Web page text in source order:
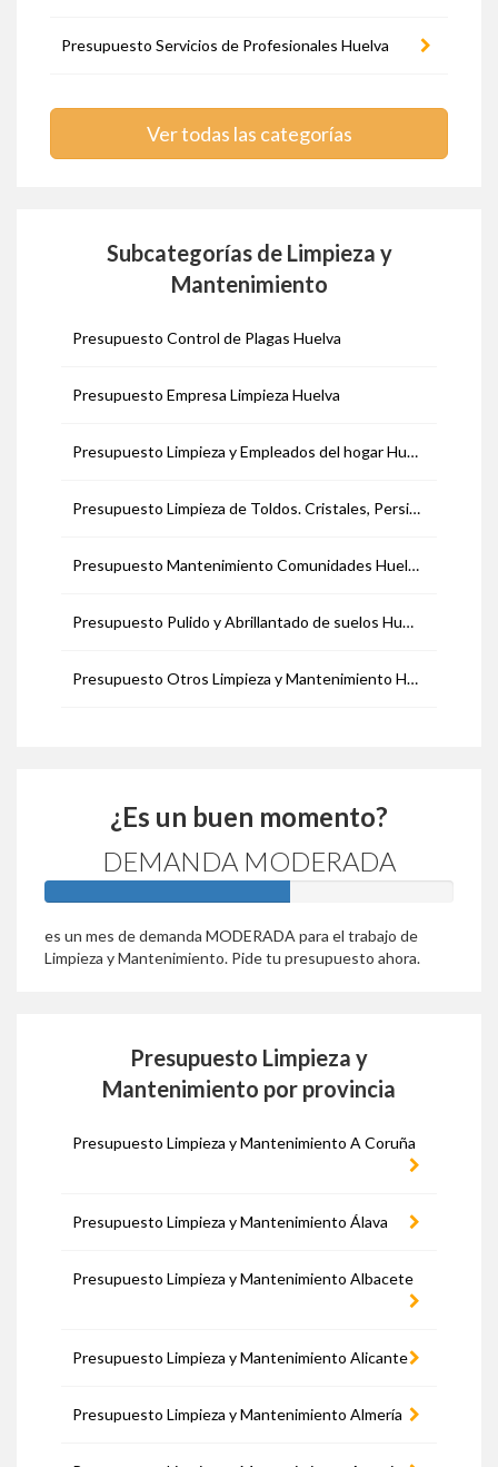
Presupuesto Servicios de Profesionales Huelva
Ver todas las categorías
Subcategorías de Limpieza y
Mantenimiento
Presupuesto Control de Plagas Huelva
Presupuesto Empresa Limpieza Huelva
Presupuesto Limpieza y Empleados del hogar Huelva
Presupuesto Limpieza de Toldos. Cristales, Persianas, etc. Huelva
Presupuesto Mantenimiento Comunidades Huelva
Presupuesto Pulido y Abrillantado de suelos Huelva
Presupuesto Otros Limpieza y Mantenimiento Huelva
¿Es un buen momento?
DEMANDA MODERADA
es un mes de demanda MODERADA para el trabajo de
Limpieza y Mantenimiento. Pide tu presupuesto ahora.
Presupuesto Limpieza y
Mantenimiento por provincia
Presupuesto Limpieza y Mantenimiento A Coruña
Presupuesto Limpieza y Mantenimiento Álava
Presupuesto Limpieza y Mantenimiento Albacete
Presupuesto Limpieza y Mantenimiento Alicante
Presupuesto Limpieza y Mantenimiento Almería